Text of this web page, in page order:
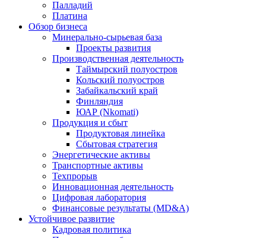
Палладий
Платина
Обзор бизнеса
Минерально-сырьевая база
Проекты развития
Производственная деятельность
Таймырский полуостров
Кольский полуостров
Забайкальский край
Финляндия
ЮАР (Nkomati)
Продукция и сбыт
Продуктовая линейка
Сбытовая стратегия
Энергетические активы
Транспортные активы
Техпрорыв
Инновационная деятельность
Цифровая лаборатория
Финансовые результаты (MD&A)
Устойчивое развитие
Кадровая политика